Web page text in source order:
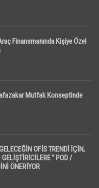
Finansmanında Kişiye Özel
Mutfak Konseptinde
OFİS TRENDİ İÇİN,
” POD /
ÖNERİYOR